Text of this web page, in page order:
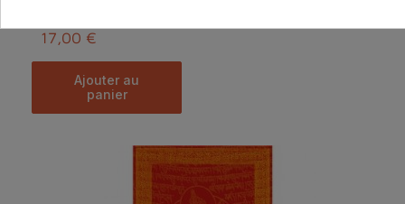
17,00 €
ajouter au
panier